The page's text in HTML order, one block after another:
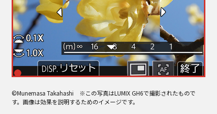
©Munemasa Takahashi ※この写真はLUMIX GH6で撮影されたもので
す。画像は効果を説明するためのイメージです。